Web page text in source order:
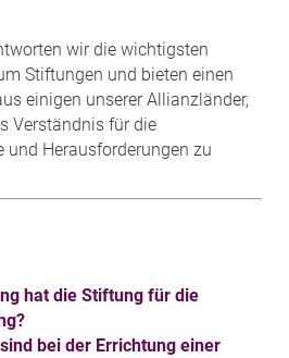
wir die wichtigsten
Stiftungen und bieten einen
einigen unserer Allianzländer,
Verständnis für die
und Herausforderungen zu
hat die Stiftung für die
bei der Errichtung einer